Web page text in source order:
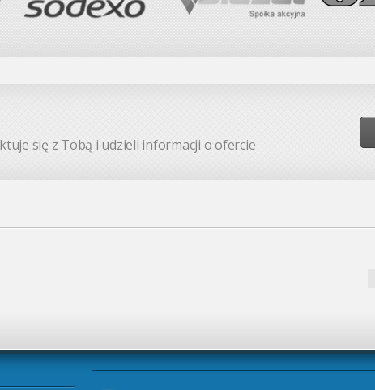
się z Tobą i udzieli informacji o ofercie